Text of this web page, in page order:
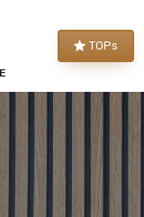
TOPs